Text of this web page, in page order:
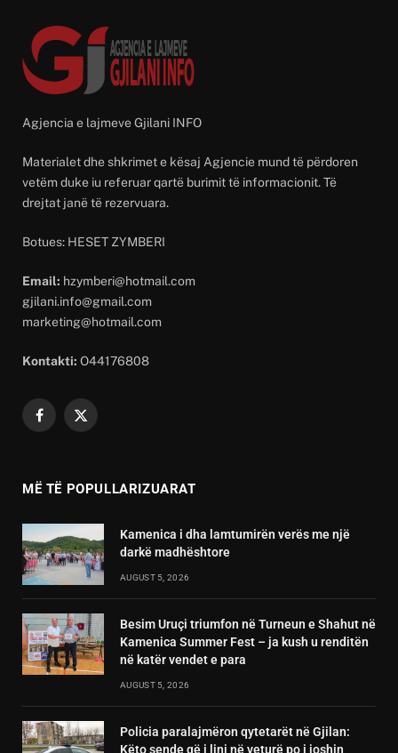
Agjencia e lajmeve Gjilani INFO
Materialet dhe shkrimet e kësaj Agjencie mund të përdoren
vetëm duke iu referuar qartë burimit të informacionit. Të
drejtat janë të rezervuara.
Botues: HESET ZYMBERI
Email: hzymberi@hotmail.com
gjilani.info@gmail.com
marketing@hotmail.com
Kontakti: O44176808
Facebook
X
MË TË POPULLARIZUARAT
Kamenica i dha lamtumirën verës me një
darkë madhështore
AUGUST 5, 2026
Besim Uruçi triumfon në Turneun e Shahut në
Kamenica Summer Fest – ja kush u renditën
në katër vendet e para
AUGUST 5, 2026
Policia paralajmëron qytetarët në Gjilan:
Këto sende që i lini në veturë po i joshin